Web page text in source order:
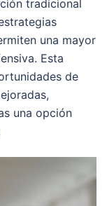
tradicional
una mayor
Esta
de
una opción